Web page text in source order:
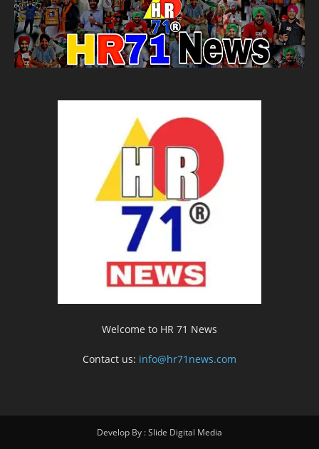
Welcome to HR 71 News
Contact us: info@hr71news.com
Develop By : Slide Digital Media